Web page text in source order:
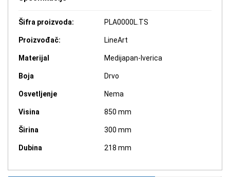
Šifra proizvoda: PLA0000L.TS
Proizvođač: LineArt
Materijal Medijapan-Iverica
Boja Drvo
Osvetljenje Nema
Visina 850 mm
Širina 300 mm
Dubina 218 mm